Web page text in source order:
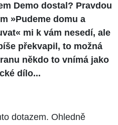
Demo dostal? Pravdou
»Pudeme domu a
mi k vám nesedí, ale
překvapil, to možná
někdo to vnímá jako
dílo...
dotazem. Ohledně